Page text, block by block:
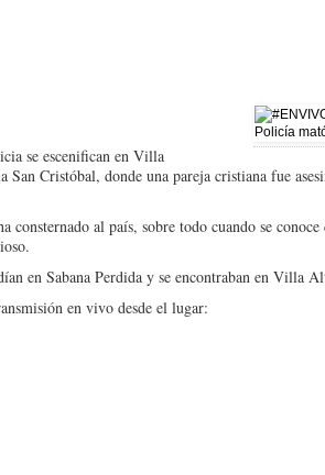
se escenifican en Villa
Cristóbal, donde una pareja cristiana fue
consternado al país, sobre todo cuando se
en Sabana Perdida y se encontraban en Villa
en vivo desde el lugar: